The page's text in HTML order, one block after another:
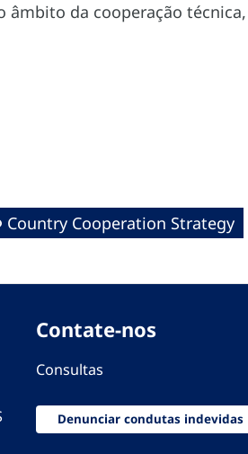
âmbito da cooperação
Country Cooperation Strategy
Contate-nos
Consultas
Denunciar condutas indevidas